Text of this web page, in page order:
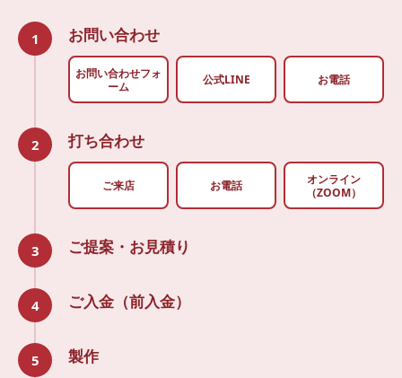
1 お問い合わせ
お問い合わせフォ
ーム
公式LINE お電話
2 打ち合わせ
ご来店 お電話
オンライン
（ZOOM）
3 ご提案・お見積り
4 ご入金（前入金）
5 製作